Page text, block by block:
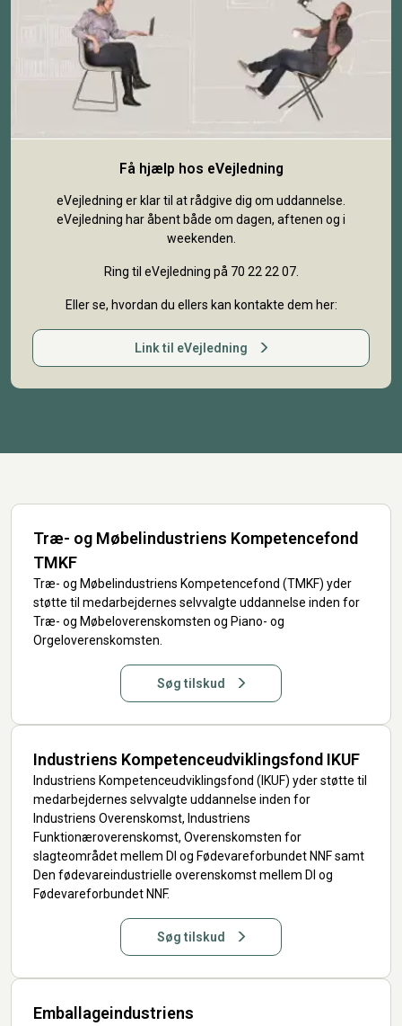
Få hjælp hos eVejledning
eVejledning er klar til at rådgive dig om uddannelse.
eVejledning har åbent både om dagen, aftenen og i
weekenden.
Ring til eVejledning på 70 22 22 07.
Eller se, hvordan du ellers kan kontakte dem her:
Link til eVejledning
Træ- og Møbelindustriens Kompetencefond
TMKF
Træ- og Møbelindustriens Kompetencefond (TMKF) yder
støtte til medarbejdernes selvvalgte uddannelse inden for
Træ- og Møbeloverenskomsten og Piano- og
Orgeloverenskomsten.
Søg tilskud
Industriens Kompetenceudviklingsfond IKUF
Industriens Kompetenceudviklingsfond (IKUF) yder støtte til
medarbejdernes selvvalgte uddannelse inden for
Industriens Overenskomst, Industriens
Funktionæroverenskomst, Overenskomsten for
slagteområdet mellem DI og Fødevareforbundet NNF samt
Den fødevareindustrielle overenskomst mellem DI og
Fødevareforbundet NNF.
Søg tilskud
Emballageindustriens